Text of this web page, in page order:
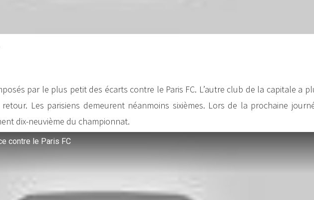
par le plus petit des écarts contre le Paris FC. L’autre club de la capitale a
Les parisiens demeurent néanmoins sixièmes. Lors de la prochaine
dix-neuvième du championnat.
contre le Paris FC